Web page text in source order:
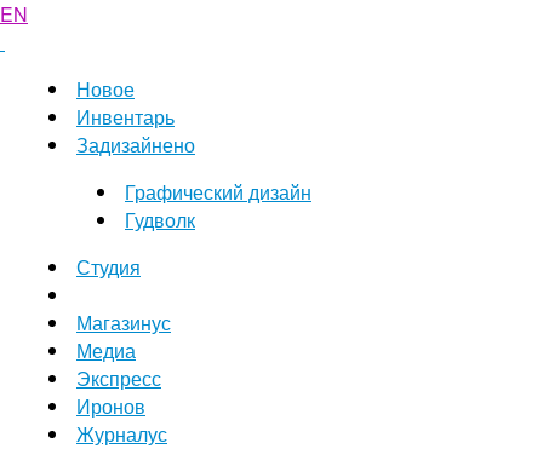
EN
Новое
Инвентарь
Задизайнено
Графический дизайн
Гудволк
Студия
Магазинус
Медиа
Экспресс
Иронов
Журналус